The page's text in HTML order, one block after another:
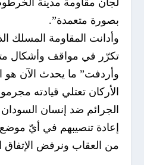
بصورة متعمدة”.
وأدانت المقاومة المسلك
تكرّر في مواقف وأشكال
وأردفت” ما يحدث الآن
الأركان تعتلي قيادته
الجرائم ضد إنسان السودان
إعادة تنصيبهم في أيّ
من العقاب ونرفض الإتفاق